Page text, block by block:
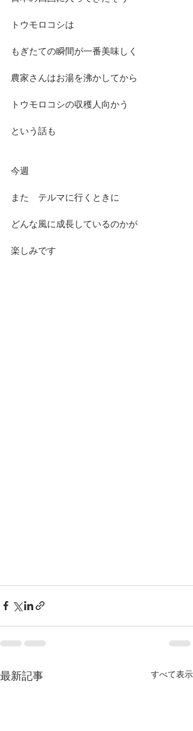
トウモロコシは
もぎたての瞬間が一番美味しく
農家さんはお湯を沸かしてから
トウモロコシの収穫人向かう
という話も
今週
また　テルマに行くときに
どんな風に成長しているのかが
楽しみです
最新記事 すべて表示